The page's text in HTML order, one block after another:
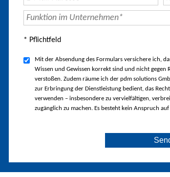
* Pflichtfeld
Mit der Absendung des Formulars versichere ich,
Wissen und Gewissen korrekt sind und nicht gegen
verstoßen. Zudem räume ich der pdm solutions
zur Erbringung der Dienstleistung bedient, das
verwenden – insbesondere zu vervielfältigen,
zugänglich zu machen. Es besteht kein Anspruch